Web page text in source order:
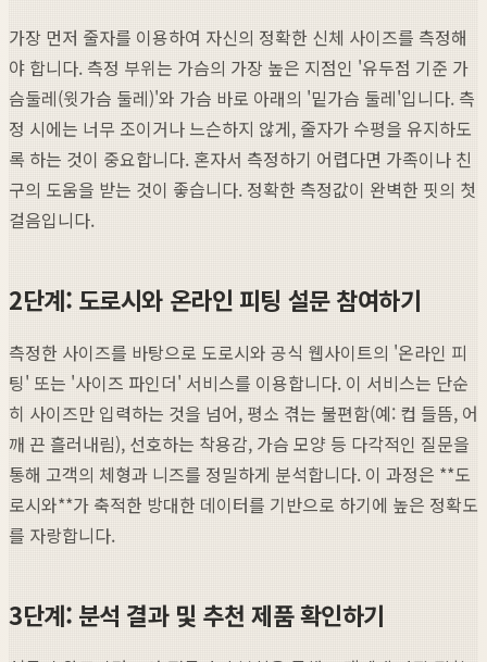
가장 먼저 줄자를 이용하여 자신의 정확한 신체 사이즈를 측정해
야 합니다. 측정 부위는 가슴의 가장 높은 지점인 '유두점 기준 가
슴둘레(윗가슴 둘레)'와 가슴 바로 아래의 '밑가슴 둘레'입니다. 측
정 시에는 너무 조이거나 느슨하지 않게, 줄자가 수평을 유지하도
록 하는 것이 중요합니다. 혼자서 측정하기 어렵다면 가족이나 친
구의 도움을 받는 것이 좋습니다. 정확한 측정값이 완벽한 핏의 첫
걸음입니다.
2단계: 도로시와 온라인 피팅 설문 참여하기
측정한 사이즈를 바탕으로 도로시와 공식 웹사이트의 '온라인 피
팅' 또는 '사이즈 파인더' 서비스를 이용합니다. 이 서비스는 단순
히 사이즈만 입력하는 것을 넘어, 평소 겪는 불편함(예: 컵 들뜸, 어
깨 끈 흘러내림), 선호하는 착용감, 가슴 모양 등 다각적인 질문을
통해 고객의 체형과 니즈를 정밀하게 분석합니다. 이 과정은 **도
로시와**가 축적한 방대한 데이터를 기반으로 하기에 높은 정확도
를 자랑합니다.
3단계: 분석 결과 및 추천 제품 확인하기